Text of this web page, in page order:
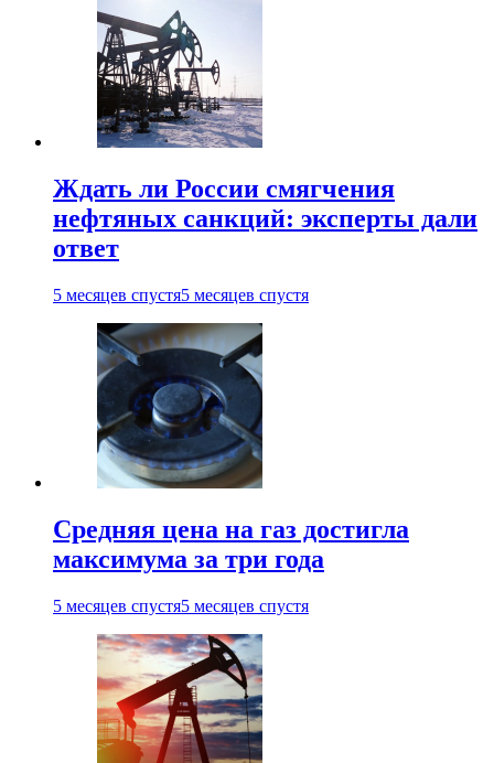
Ждать ли России смягчения
нефтяных санкций: эксперты дали
ответ
5 месяцев спустя5 месяцев спустя
Средняя цена на газ достигла
максимума за три года
5 месяцев спустя5 месяцев спустя